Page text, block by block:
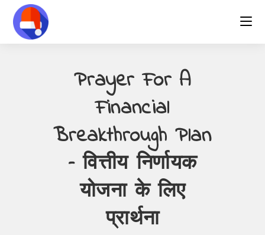
content
Prayer For A
Financial
Breakthrough Plan
– वित्तीय निर्णायक
योजना के लिए
प्रार्थना